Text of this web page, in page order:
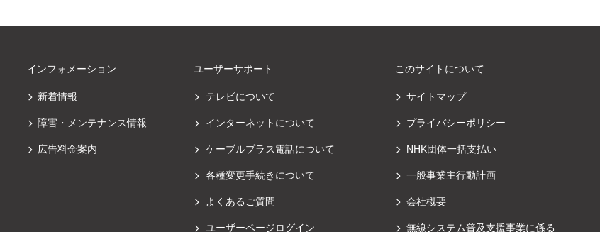
インフォメーション
新着情報
障害・メンテナンス情報
広告料金案内
ユーザーサポート
テレビについて
インターネットについて
ケーブルプラス電話について
各種変更手続きについて
よくあるご質問
ユーザーページログイン
このサイトについて
サイトマップ
プライバシーポリシー
NHK団体一括支払い
一般事業主行動計画
会社概要
無線システム普及支援事業に係る